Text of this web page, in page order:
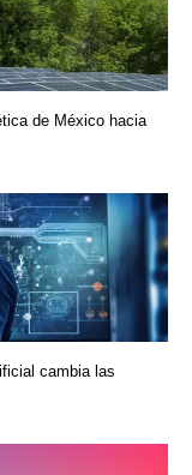
de México hacia
cambia las